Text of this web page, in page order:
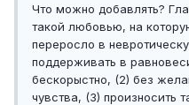
Что можно добавлять?
такой любовью, на
переросло в
поддерживать в
бескорыстно, (2) без
чувства, (3) произносить